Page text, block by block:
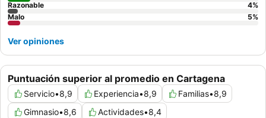
Puntuación superior al promedio en Cartagena
Servicio•8,9 Experiencia•8,9 Familias•8,9
Gimnasio•8,6 Actividades•8,4
Razonable
4%
Malo
5%
Ver opiniones